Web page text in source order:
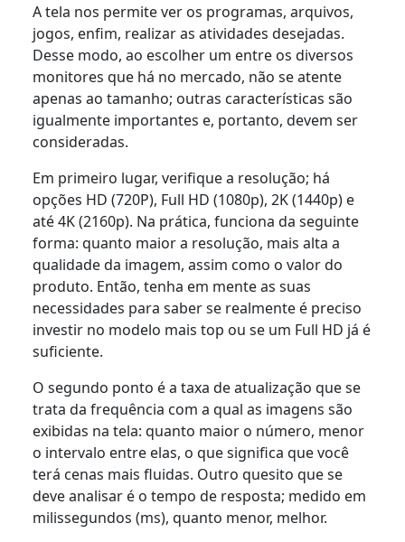
A tela nos permite ver os programas, arquivos,
jogos, enfim, realizar as atividades desejadas.
Desse modo, ao escolher um entre os diversos
monitores que há no mercado, não se atente
apenas ao tamanho; outras características são
igualmente importantes e, portanto, devem ser
consideradas.
Em primeiro lugar, verifique a resolução; há
opções HD (720P), Full HD (1080p), 2K (1440p) e
até 4K (2160p). Na prática, funciona da seguinte
forma: quanto maior a resolução, mais alta a
qualidade da imagem, assim como o valor do
produto. Então, tenha em mente as suas
necessidades para saber se realmente é preciso
investir no modelo mais top ou se um Full HD já é
suficiente.
O segundo ponto é a taxa de atualização que se
trata da frequência com a qual as imagens são
exibidas na tela: quanto maior o número, menor
o intervalo entre elas, o que significa que você
terá cenas mais fluidas. Outro quesito que se
deve analisar é o tempo de resposta; medido em
milissegundos (ms), quanto menor, melhor.